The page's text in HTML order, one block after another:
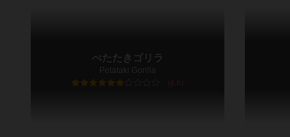
ぺたたきゴリラ
Petataki Gorilla
6.0